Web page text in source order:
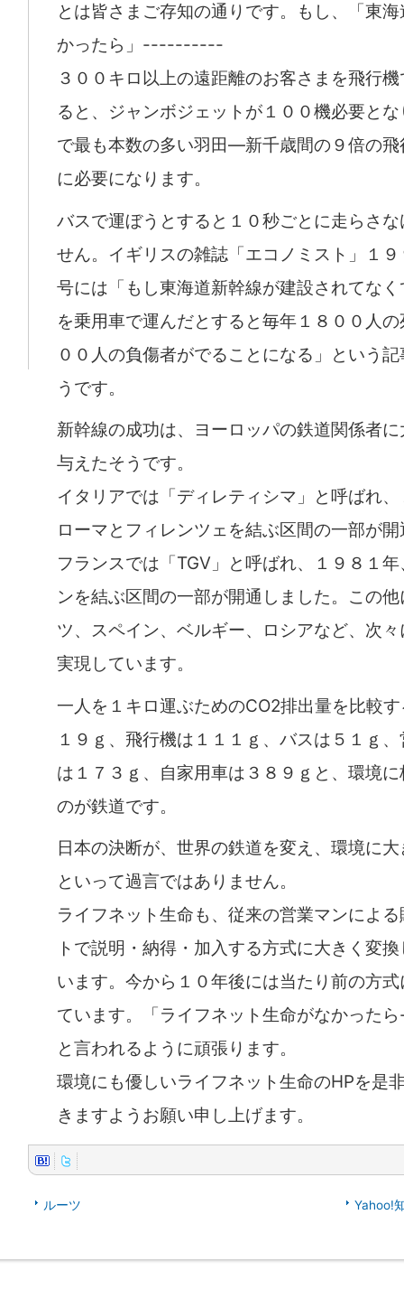
とは皆さまご存知の通りです。もし、「東
かったら」----------
３００キロ以上の遠距離のお客さまを飛行
ると、ジャンボジェットが１００機必要と
で最も本数の多い羽田―新千歳間の９倍の飛
に必要になります。
バスで運ぼうとすると１０秒ごとに走らさ
せん。イギリスの雑誌「エコノミスト」１
号には「もし東海道新幹線が建設されてな
を乗用車で運んだとすると毎年１８００人
００人の負傷者がでることになる」という
うです。
新幹線の成功は、ヨーロッパの鉄道関係者
与えたそうです。
イタリアでは「ディレティシマ」と呼ばれ
ローマとフィレンツェを結ぶ区間の一部が
フランスでは「TGV」と呼ばれ、１９８１
ンを結ぶ区間の一部が開通しました。この
ツ、スペイン、ベルギー、ロシアなど、次
実現しています。
一人を１キロ運ぶためのCO2排出量を比較
１９ｇ、飛行機は１１１ｇ、バスは５１ｇ
は１７３ｇ、自家用車は３８９ｇと、環境
のが鉄道です。
日本の決断が、世界の鉄道を変え、環境に
といって過言ではありません。
ライフネット生命も、従来の営業マンによ
トで説明・納得・加入する方式に大きく変
います。今から１０年後には当たり前の方
ています。「ライフネット生命がなかっ
と言われるように頑張ります。
環境にも優しいライフネット生命のHPを是
きますようお願い申し上げます。
ルーツ Yahoo!